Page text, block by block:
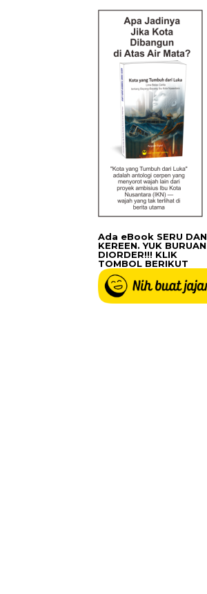
Ada eBook SERU DAN
KEREEN. YUK BURUAN
DIORDER!!! KLIK
TOMBOL BERIKUT